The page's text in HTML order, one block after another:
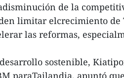
de la
limitar elcrecimiento de
las reformas,
sostenible,